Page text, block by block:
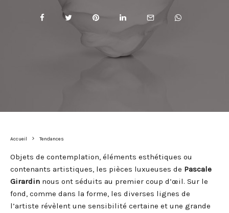
Accueil Tendances
Objets de contemplation, éléments esthétiques ou
contenants artistiques, les pièces luxueuses de Pascale
Girardin nous ont séduits au premier coup d’œil. Sur le
fond, comme dans la forme, les diverses lignes de
l’artiste révèlent une sensibilité certaine et une grande